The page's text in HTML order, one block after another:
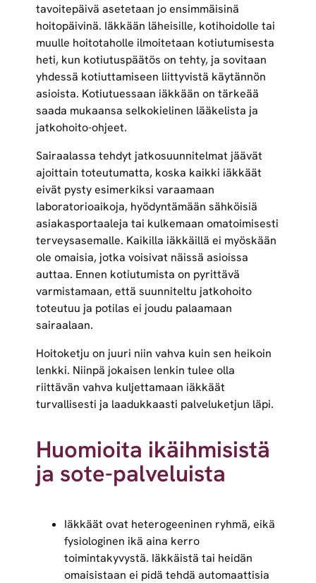
tavoitepäivä asetetaan jo ensimmäisinä
hoitopäivinä. Iäkkään läheisille, kotihoidolle tai
muulle hoitotaholle ilmoitetaan kotiutumisesta
heti, kun kotiutuspäätös on tehty, ja sovitaan
yhdessä kotiuttamiseen liittyvistä käytännön
asioista. Kotiutuessaan iäkkään on tärkeää
saada mukaansa selkokielinen lääkelista ja
jatkohoito-ohjeet.
Sairaalassa tehdyt jatkosuunnitelmat jäävät
ajoittain toteutumatta, koska kaikki iäkkäät
eivät pysty esimerkiksi varaamaan
laboratorioaikoja, hyödyntämään sähköisiä
asiakasportaaleja tai kulkemaan omatoimisesti
terveysasemalle. Kaikilla iäkkäillä ei myöskään
ole omaisia, jotka voisivat näissä asioissa
auttaa. Ennen kotiutumista on pyrittävä
varmistamaan, että suunniteltu jatkohoito
toteutuu ja potilas ei joudu palaamaan
sairaalaan.
Hoitoketju on juuri niin vahva kuin sen heikoin
lenkki. Niinpä jokaisen lenkin tulee olla
riittävän vahva kuljettamaan iäkkäät
turvallisesti ja laadukkaasti palveluketjun läpi.
Huomioita ikäihmisistä
ja sote-palveluista
Iäkkäät ovat heterogeeninen ryhmä, eikä
fysiologinen ikä aina kerro
toimintakyvystä. Iäkkäistä tai heidän
omaisistaan ei pidä tehdä automaattisia